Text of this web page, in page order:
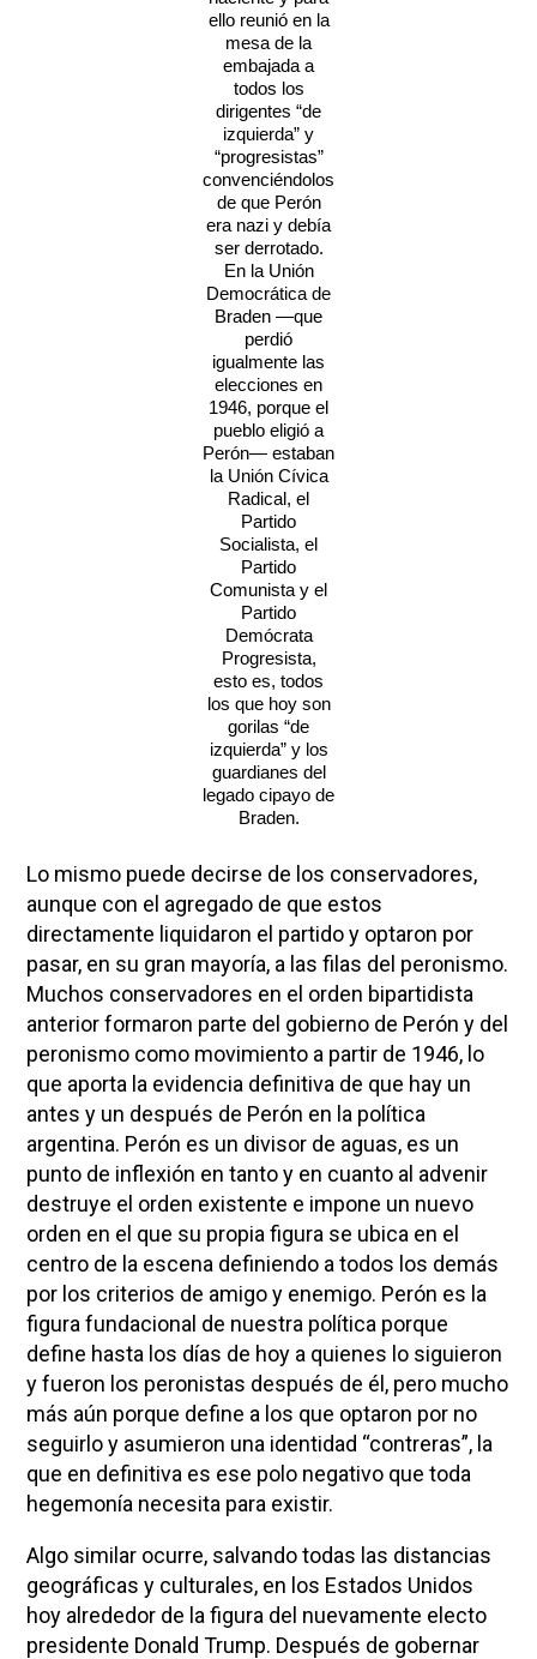
ello reunió en la
mesa de la
embajada a
todos los
dirigentes “de
izquierda” y
“progresistas”
convenciéndolos
de que Perón
era nazi y debía
ser derrotado.
En la Unión
Democrática de
Braden —que
perdió
igualmente las
elecciones en
1946, porque el
pueblo eligió a
Perón— estaban
la Unión Cívica
Radical, el
Partido
Socialista, el
Partido
Comunista y el
Partido
Demócrata
Progresista,
esto es, todos
los que hoy son
gorilas “de
izquierda” y los
guardianes del
legado cipayo de
Braden.
Lo mismo puede decirse de los conservadores,
aunque con el agregado de que estos
directamente liquidaron el partido y optaron por
pasar, en su gran mayoría, a las filas del peronismo.
Muchos conservadores en el orden bipartidista
anterior formaron parte del gobierno de Perón y del
peronismo como movimiento a partir de 1946, lo
que aporta la evidencia definitiva de que hay un
antes y un después de Perón en la política
argentina. Perón es un divisor de aguas, es un
punto de inflexión en tanto y en cuanto al advenir
destruye el orden existente e impone un nuevo
orden en el que su propia figura se ubica en el
centro de la escena definiendo a todos los demás
por los criterios de amigo y enemigo. Perón es la
figura fundacional de nuestra política porque
define hasta los días de hoy a quienes lo siguieron
y fueron los peronistas después de él, pero mucho
más aún porque define a los que optaron por no
seguirlo y asumieron una identidad “contreras”, la
que en definitiva es ese polo negativo que toda
hegemonía necesita para existir.
Algo similar ocurre, salvando todas las distancias
geográficas y culturales, en los Estados Unidos
hoy alrededor de la figura del nuevamente electo
presidente Donald Trump. Después de gobernar